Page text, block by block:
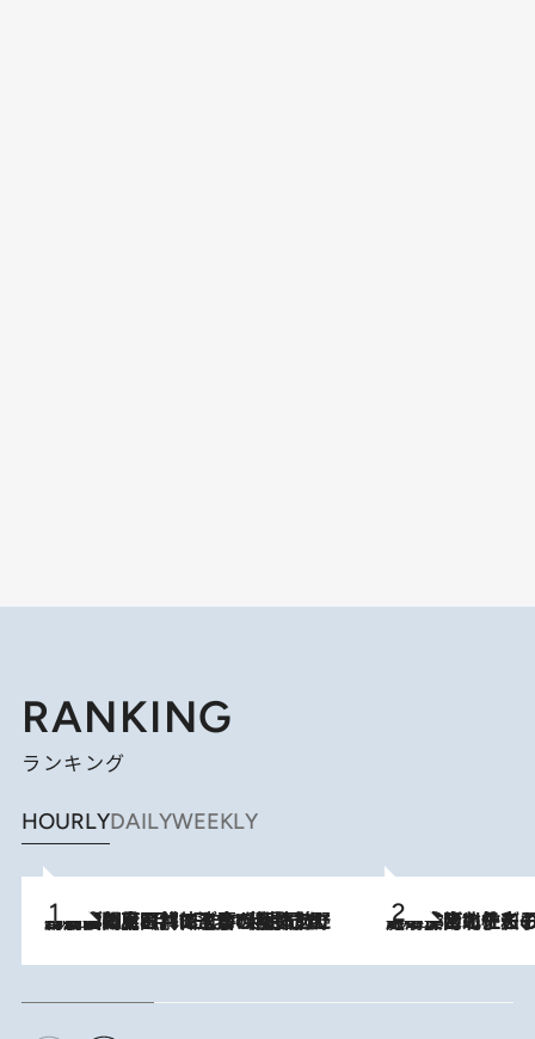
RANKING
ランキング
HOURLYDAILYWEEKLY
2026.8.8
「最後に見られてよかった」上野動物園の東園パンダ舎が解体前に特別公開。8月16日まで延長されたパネル展と共に辿る“半世紀”のパンダ飼育《解体工事の図面あり》 2026.8.3
《「文士の子ども被害者の会」発足！》阿川佐和子（72）が語る遠藤周作に北杜夫、劇作家・矢代静一の子どもたちの“文豪プライベート事件簿”